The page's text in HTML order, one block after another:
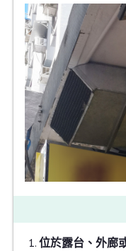
位於露台、外廊